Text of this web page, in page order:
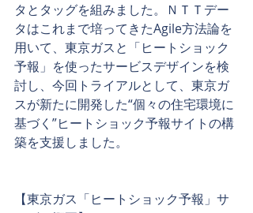
タとタッグを組みました。ＮＴＴデー
タはこれまで培ってきたAgile方法論を
用いて、東京ガスと「ヒートショック
予報」を使ったサービスデザインを検
討し、今回トライアルとして、東京ガ
スが新たに開発した“個々の住宅環境に
基づく”ヒートショック予報サイトの構
築を支援しました。
【東京ガス「ヒートショック予報」サ